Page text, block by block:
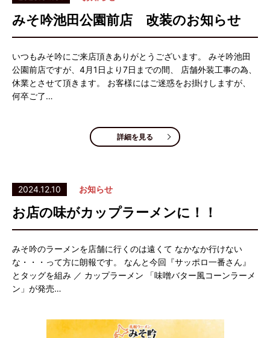
みそ吟池田公園前店 改装のお知らせ
いつもみそ吟にご来店頂きありがとうございます。 みそ吟池田
公園前店ですが、4月1日より7日までの間、 店舗外装工事の為、
休業とさせて頂きます。 お客様にはご迷惑をお掛けしますが、
何卒ご了…
詳細を見る
2024.12.10 お知らせ
お店の味がカップラーメンに！！
みそ吟のラーメンを店舗に行くのは遠くて なかなか行けない
な・・・って方に朗報です。 なんと今回『サッポロ一番さん』
とタッグを組み ／ カップラーメン 「味噌バター風コーンラーメ
ン」が発売…